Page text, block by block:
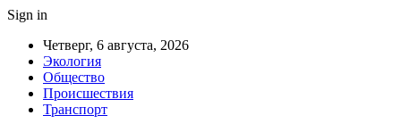
Sign in
Четверг, 6 августа, 2026
Экология
Общество
Происшествия
Транспорт